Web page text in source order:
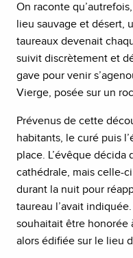
On raconte
lieu sauvage et désert,
taureaux devenait
suivit discrètement et
gave pour venir
Vierge, posée sur un
Prévenus de cette
habitants, le curé puis
place. L’évêque décida
cathédrale, mais celle-
durant la nuit pour
taureau l’avait
souhaitait être honorée
alors édifiée sur le lieu